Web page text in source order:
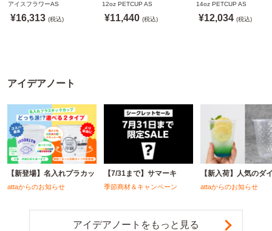
※北海道・沖縄・離島 送
料別途
アイスフラワーAS
¥16,313 (税込)
※沖縄・離島 配送料別途
12oz PETCUP AS
¥11,440 (税込)
※沖縄・離島 配送料
14oz PETCUP AS
¥12,034 (税込)
アイデアノート
【新登場】名入れプラカッ
attaからのお知らせ
【7/31まで】サマーキ
季節商材＆キャンペーン
【新入荷】人気のダ
attaからのお知らせ
アイデアノートをもっと見る